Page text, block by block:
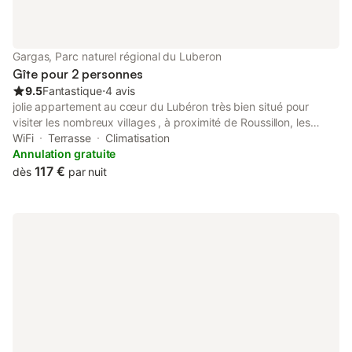
une trentaine de personnes ou moins ….. Et si vous ne souhaitez
pas cuisiner ,ou en tous les cas pas tous les jours un se
Gargas, Parc naturel régional du Luberon
Gîte pour 2 personnes
9.5Fantastique⋅4 avis
jolie appartement au cœur du Lubéron très bien situé pour
visiter les nombreux villages , à proximité de Roussillon, les
mines de Brioux , le Colorado à Rustrel, Bonnieux, Gordes et
plus encore. .....
WiFi Terrasse
Climatisation
Annulation gratuite
dès 117 € par nuit